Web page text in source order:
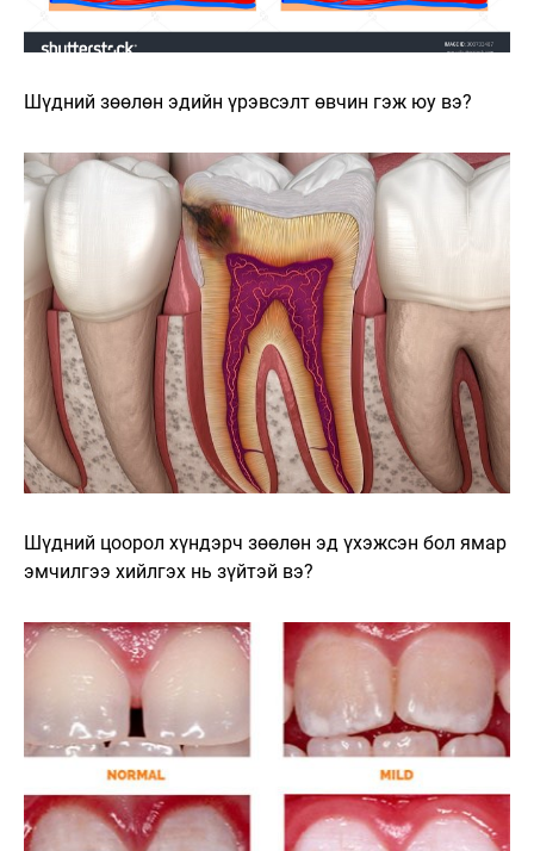
Шүдний зөөлөн эдийн үрэвсэлт өвчин гэж юу вэ?
Шүдний цоорол хүндэрч зөөлөн эд үхэжсэн бол ямар
эмчилгээ хийлгэх нь зүйтэй вэ?